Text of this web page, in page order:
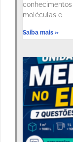
moléculas e
Saiba mais »